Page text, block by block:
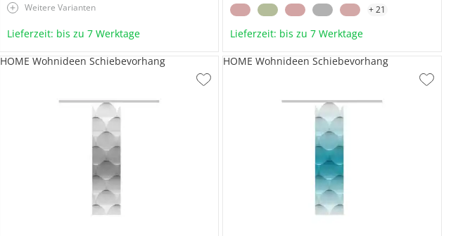
Weitere Varianten
Lieferzeit: bis zu 7 Werktage
+21
Lieferzeit: bis zu 7 Werktage
HOME Wohnideen Schiebevorhang HOME Wohnideen Schiebevorhang